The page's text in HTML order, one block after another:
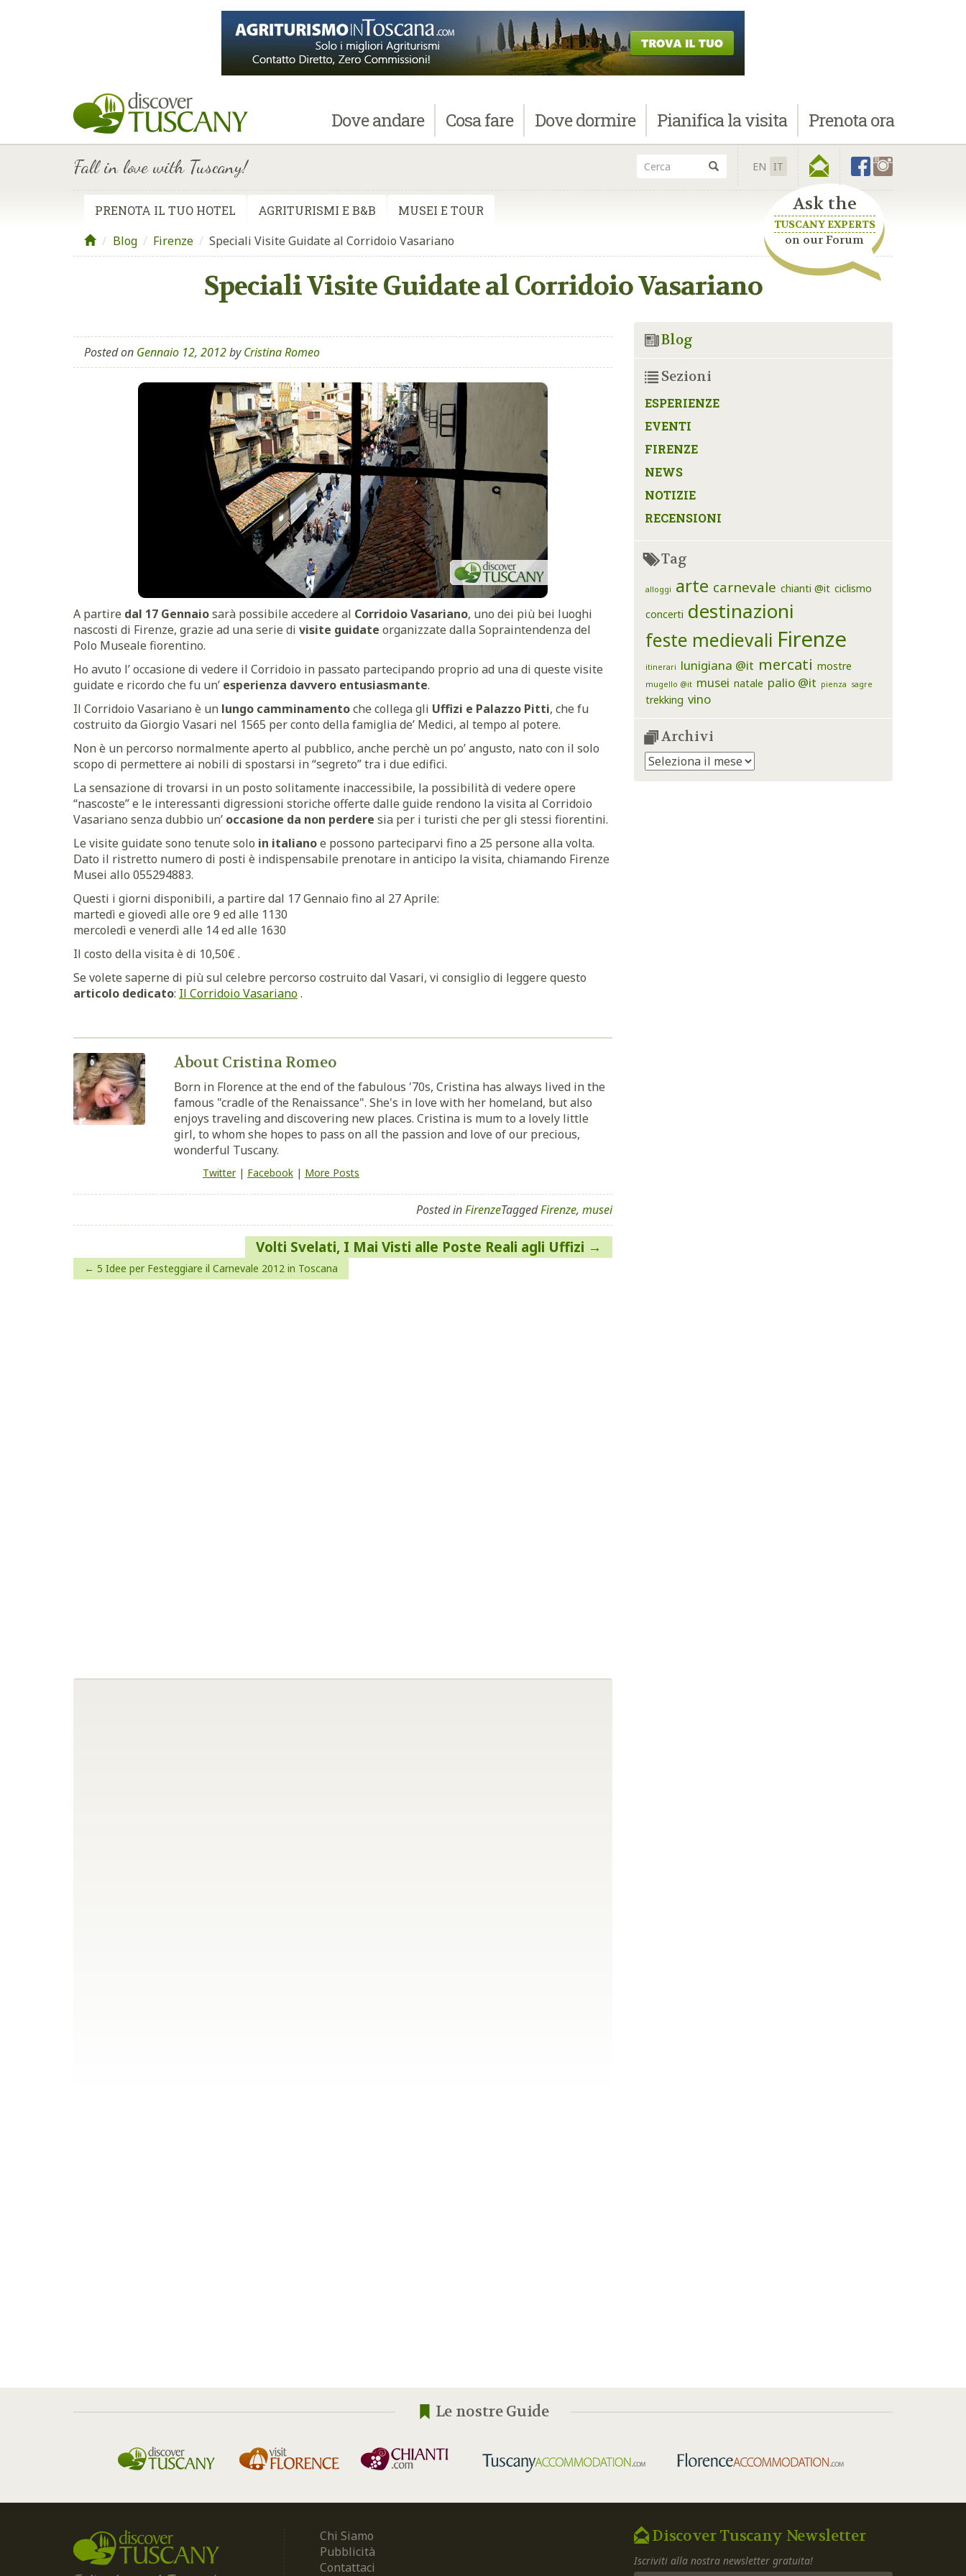
Doveandare Cosafare Dovedormire Pianificala visita Prenotaora
Fall in love with Tuscany! EN IT
Ask the
TUSCANY EXPERTS
on our Forum
PRENOTA IL TUO HOTEL AGRITURISMI E B&B MUSEI E TOUR
Blog / Firenze / Speciali Visite Guidate al Corridoio Vasariano
Speciali Visite Guidate al Corridoio Vasariano
Posted on Gennaio 12, 2012byCristina Romeo
A partire dal 17 Gennaiosarà possibile accedere al Corridoio Vasariano, uno dei più bei luoghi
nascosti di Firenze, grazie ad una serie di visite guidate organizzate dalla Sopraintendenza del
Polo Museale fiorentino.
Ho avuto l’ occasione di vedere il Corridoio in passato partecipando proprio ad una di queste visite
guidate e ricordo che fu un’ esperienza davvero entusiasmante.
Il Corridoio Vasariano è un lungo camminamentoche collega gli Uffizi e Palazzo Pitti, che fu
costruito da Giorgio Vasari nel 1565 per conto della famiglia de’ Medici, al tempo al potere.
Non è un percorso normalmente aperto al pubblico, anche perchè un po’ angusto, nato con il solo
scopo di permettere ai nobili di spostarsi in “segreto” tra i due edifici.
La sensazione di trovarsi in un posto solitamente inaccessibile, la possibilità di vedere opere
“nascoste” e le interessanti digressioni storiche offerte dalle guide rendono la visita al Corridoio
Vasariano senza dubbio un’ occasione da non perdere sia per i turisti che per gli stessi fiorentini.
Le visite guidate sono tenute solo in italianoe possono parteciparvi fino a 25 persone alla volta.
Dato il ristretto numero di posti è indispensabile prenotare in anticipo la visita, chiamando Firenze
Musei allo 055294883.
Questi i giorni disponibili, a partire dal 17 Gennaio fino al 27 Aprile:
martedì e giovedì alle ore 9 ed alle 1130
mercoledì e venerdì alle 14 ed alle 1630
Il costo della visita è di 10,50€ .
Se volete saperne di più sul celebre percorso costruito dal Vasari, vi consiglio di leggere questo
articolo dedicato: Il Corridoio Vasariano.
About Cristina Romeo
Born in Florence at the end of the fabulous '70s, Cristina has always lived in the
famous "cradle of the Renaissance". She's in love with her homeland, but also
enjoys traveling and discovering new places. Cristina is mum to a lovely little
girl, to whom she hopes to pass on all the passion and love of our precious,
wonderful Tuscany.
Twitter| Facebook | More Posts
Posted inFirenzeTaggedFirenze, musei
articoli
Volti Svelati, I Mai Visti alle Poste Reali agli Uffizi
5 Idee per Festeggiare il Carnevale 2012 in Toscana
Blog
Sezioni
ESPERIENZE
EVENTI
FIRENZE
NEWS
NOTIZIE
RECENSIONI
Tag
alloggi arte carnevale chianti @it ciclismo
concerti destinazioni
feste medievali Firenze
itinerari lunigiana @it mercati mostre
mugello @it musei natale palio @it pienza sagre
trekking vino
Archivi
Archivi
Le nostre Guide
Chi Siamo
Pubblicità
Contattaci
Discover Tuscany Newsletter
Iscriviti alla nostra newsletter gratuita!